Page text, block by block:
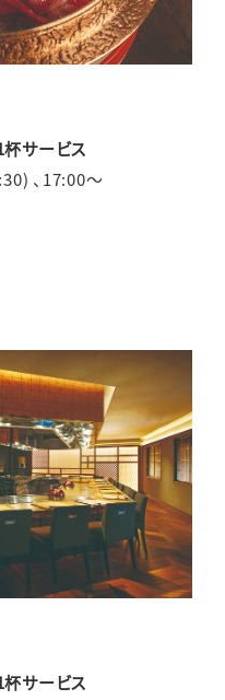
サービス
、17:00～
サービス